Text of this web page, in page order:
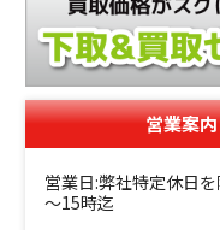
営業案内
営業日:弊社特定休日
～15時迄